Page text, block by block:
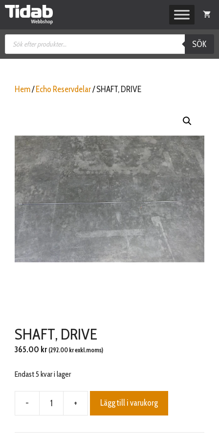
Hoppa
Produktsökning
SÖK
Hem/ Echo Reservdelar/ SHAFT, DRIVE
SHAFT, DRIVE
365.00 kr (292.00 krexkl.moms)
Endast 5 kvar i lager
-
SHAFT,
mängd
+ Lägg till i varukorg